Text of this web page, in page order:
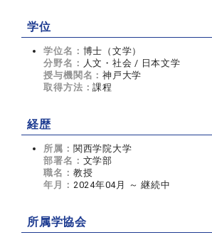
学位
学位名： 博士（文学）
分野名： 人文・社会 / 日本文学
授与機関名：神戸大学
取得方法：課程
経歴
所属： 関西学院大学
部署名： 文学部
職名： 教授
年月： 2024年04月 ～ 継続中
所属学協会